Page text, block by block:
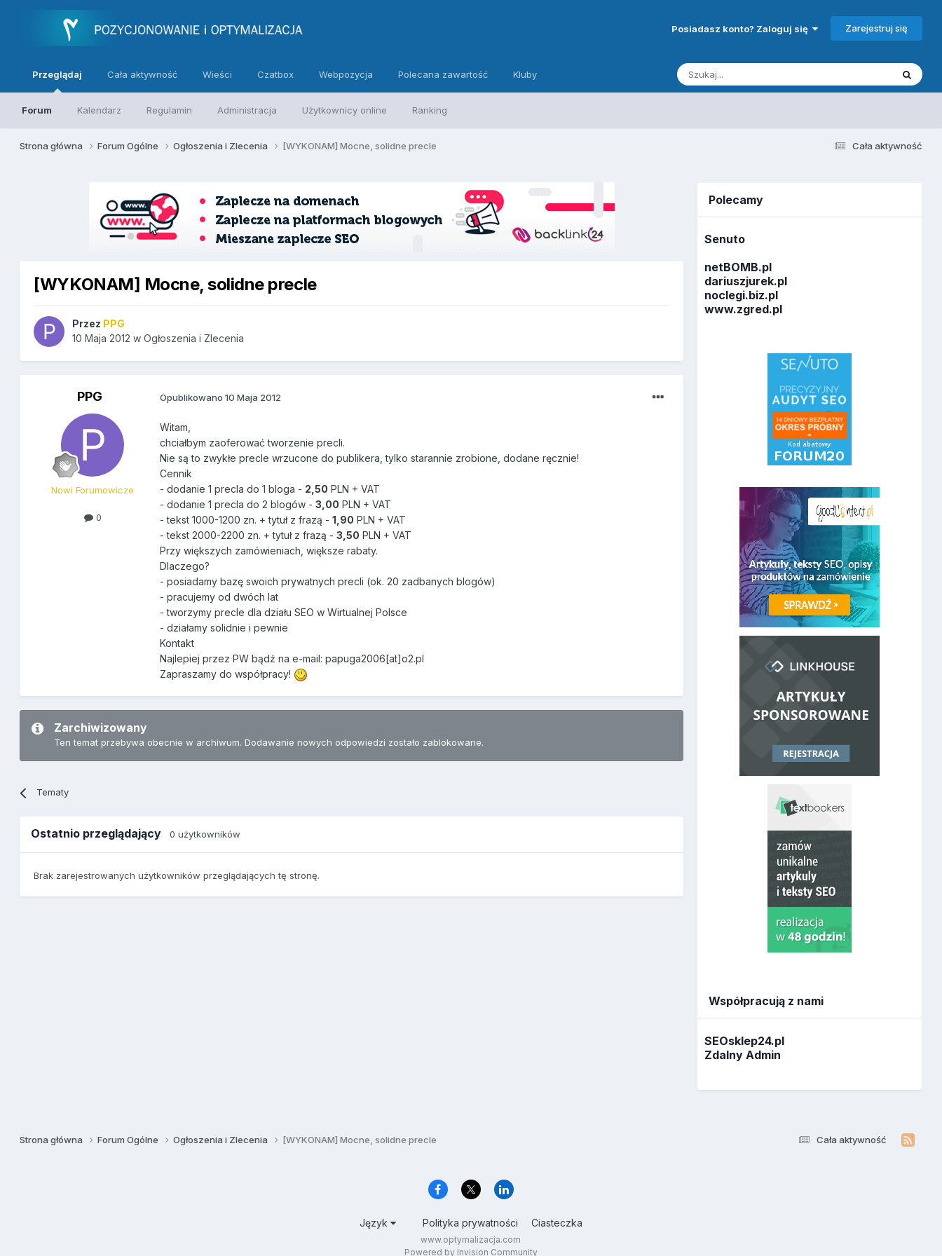
Posiadasz konto? Zaloguj się Zarejestruj się
Przeglądaj
Forum Kalendarz Regulamin Administracja Użytkownicy online Ranking
Cała aktywność Wieści Czatbox Webpozycja Polecana zawartość Kluby
Cała aktywność
Strona główna Forum Ogólne Ogłoszenia i Zlecenia [WYKONAM] Mocne, solidne precle
[WYKONAM] Mocne, solidne precle
Przez PPG
10 Maja 2012 wOgłoszenia i Zlecenia
PPG
Nowi Forumowicze
0
Opublikowano10 Maja 2012
Witam,
chciałbym zaoferować tworzenie precli.
Nie są to zwykłe precle wrzucone do publikera, tylko starannie zrobione, dodane ręcznie!
Cennik
- dodanie 1 precla do 1 bloga - 2,50 PLN + VAT
- dodanie 1 precla do 2 blogów -3,00 PLN + VAT
- tekst 1000-1200 zn. + tytuł z frazą -1,90 PLN + VAT
- tekst 2000-2200 zn. + tytuł z frazą -3,50 PLN + VAT
Przy większych zamówieniach, większe rabaty.
Dlaczego?
- posiadamy bazę swoich prywatnych precli (ok. 20 zadbanych blogów)
- pracujemy od dwóch lat
- tworzymy precle dla działu SEO w Wirtualnej Polsce
- działamy solidnie i pewnie
Kontakt
Najlepiej przez PW bądź na e-mail: papuga2006[at]o2.pl
Zapraszamy do współpracy!
Zarchiwizowany
Ten temat przebywa obecnie w archiwum. Dodawanie nowych odpowiedzi zostało zablokowane.
Tematy
Ostatnio przeglądający0 użytkowników
Brak zarejestrowanych użytkowników przeglądających tę stronę.
Polecamy
Senuto
netBOMB.pl
dariuszjurek.pl
noclegi.biz.pl
www.zgred.pl
Współpracują z nami
SEOsklep24.pl
Zdalny Admin
Cała aktywność
Strona główna Forum Ogólne Ogłoszenia i Zlecenia [WYKONAM] Mocne, solidne precle
Język Polityka prywatności Ciasteczka
www.optymalizacja.com
Powered by Invision Community